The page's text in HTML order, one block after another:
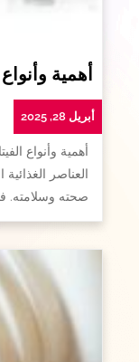
أهمية
أبريل 28, 2025
أهمية وأنواع
العناصر
صحته وسلامته.